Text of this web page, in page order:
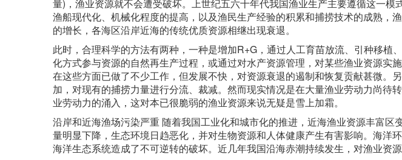
量)，渔业资源就不会遭受破坏。上世纪五六十年代我国渔业生产主要遵循这一
渔船现代化、机械化程度的提高，以及渔民生产经验的积累和捕捞技术的成熟，
的增长，各海区沿岸近海的传统优质资源相继出现衰退。
此时，合理科学的方法有两种，一种是增加R+G，通过人工育苗放流、引种移植
化方式参与资源的自然再生产过程，或通过对水产资源管理，对某些渔业资源实
在这些方面已做了不少工作，但发展不快，对资源衰退的遏制和恢复贡献甚微。
加，对现有的捕捞力量进行分流、裁减。然而现实情况是在大量渔业劳动力尚待
业劳动力的涌入，这对本已很脆弱的渔业资源来说无疑是雪上加霜。
沿岸和近海渔场污染严重 随着我国工业化和城市化的推进，近海渔业资源丰富区
量明显下降，生态环境日趋恶化，并对生物资源和人体健康产生有害影响。海洋
海洋生态系统造成了不可逆转的破坏。近几年我国沿海赤潮持续发生，对渔业资源